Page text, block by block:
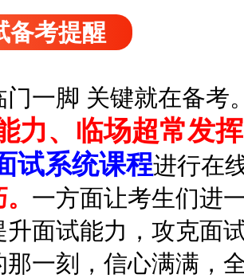
备考提醒
脚 关键就在备考
力、临场超常发
试系统课程进行在
一方面让考生们进
升面试能力，攻克面
那一刻，信心满满，